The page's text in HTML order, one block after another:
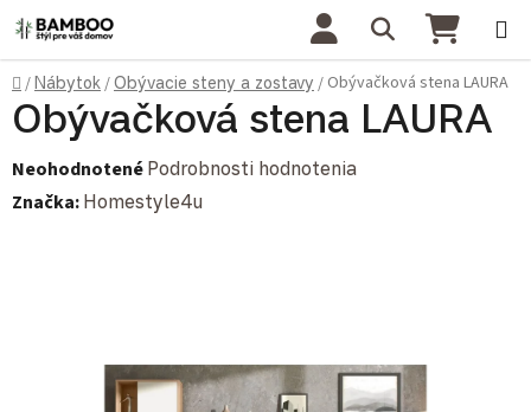
Prejsť na obsah Hľadať
Domov
/Nábytok /Obývacie steny a zostavy / Obývačková stena LAURA
Obývačková stena LAURA
Priemerné hodnotenie produktu je 0,0 z 5 hviezdičiek.
Neohodnotené Podrobnosti hodnotenia
Značka: Homestyle4u